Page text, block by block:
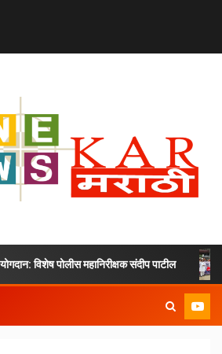
महानिरीक्षक संदीप पाटील